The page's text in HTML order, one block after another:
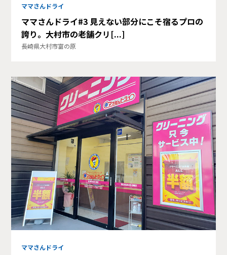
ママさんドライ
ママさんドライ#3 見えない部分にこそ宿るプロの
誇り。大村市の老舗クリ[...]
長崎県大村市富の原
ママさんドライ